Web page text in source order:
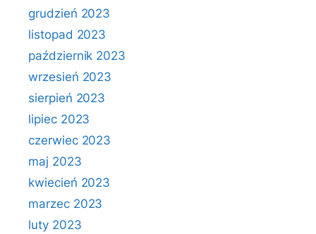
grudzień 2023
listopad 2023
październik 2023
wrzesień 2023
sierpień 2023
lipiec 2023
czerwiec 2023
maj 2023
kwiecień 2023
marzec 2023
luty 2023